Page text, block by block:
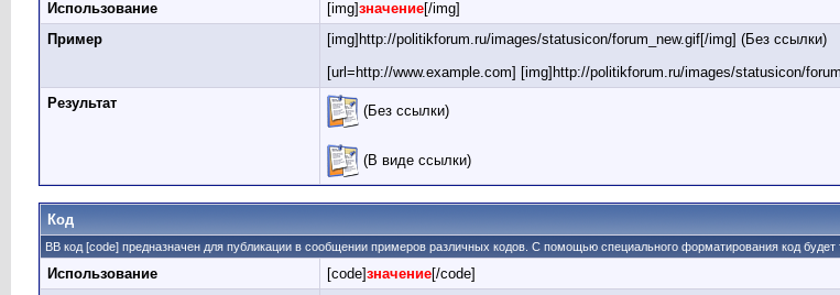
Использование [img]значение[/img]
Пример
[img]http://politikforum.ru/images/statusicon/forum_new.gif[/img] (Без ссылки)
[url=http://www.example.com] [img]http://politikforum.ru/images/statusicon/
Результат
(Без ссылки)
(В виде ссылки)
Код
BB код [code] предназначен для публикации в сообщении примеров различных кодов. С помощью специального форматирования код будет
Использование [code]значение[/code]